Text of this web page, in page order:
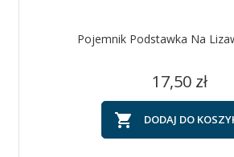
Pojemnik Podstawka Na
Cena
17,50 zł
 DODAJ DO